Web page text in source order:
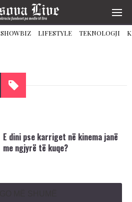
SHOWBIZ LIFESTYLE TEKNOLOGJI
E dini pse karriget në kinema janë
me ngjyrë të kuqe?